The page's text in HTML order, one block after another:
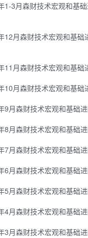
1-3月森财技术宏观和基
12月森财技术宏观和基础
11月森财技术宏观和基础
10月森财技术宏观和基础
9月森财技术宏观和基础
8月森财技术宏观和基础
7月森财技术宏观和基础
6月森财技术宏观和基础
5月森财技术宏观和基础
4月森财技术宏观和基础
3月森财技术宏观和基础